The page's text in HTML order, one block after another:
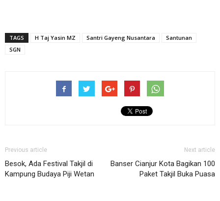
TAGS H Taj Yasin MZ Santri Gayeng Nusantara
Santunan
SGN
Previous article
Besok, Ada Festival Takjil di
Kampung Budaya Piji Wetan
Next article
Banser Cianjur Kota Bagikan 100
Paket Takjil Buka Puasa